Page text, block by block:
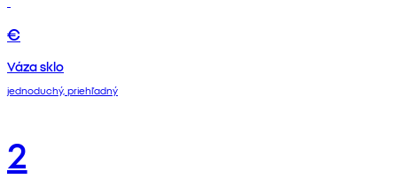
€
Váza sklo
jednoduchý, priehľadný
2